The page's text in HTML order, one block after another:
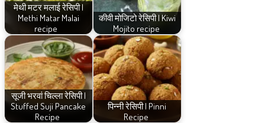
मेथी मटर मलाई रेसिपी |
Methi Matar Malai
recipe
कीवी मोजिटो रेसिपी | Kiwi
Mojito recipe
सूजी भरवां चिल्ला रेसिपी |
Stuffed Suji Pancake
Recipe
पिन्नी रेसिपी | Pinni
Recipe